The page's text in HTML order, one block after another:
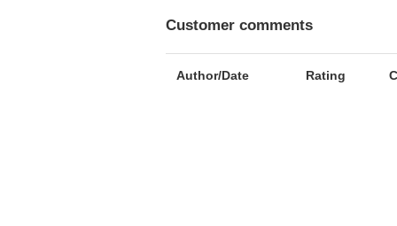
Customer comments
Author/Date Rating